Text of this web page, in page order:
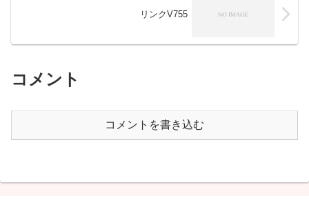
リンクV755
コメント
コメントを書き込む